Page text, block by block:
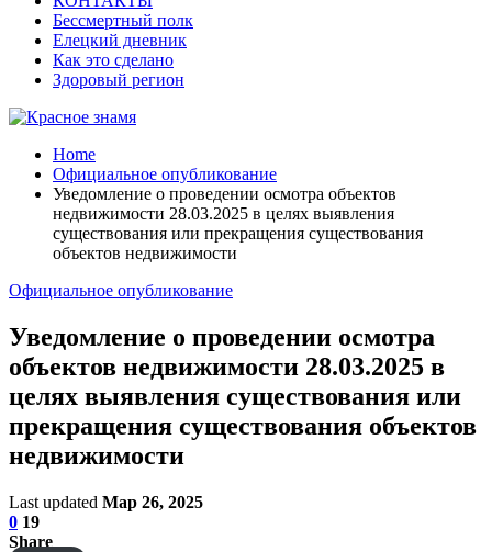
Бессмертный полк
Елецкий дневник
Как это сделано
Здоровый регион
Home
Официальное опубликование
Уведомление о проведении осмотра объектов
недвижимости 28.03.2025 в целях выявления
существования или прекращения существования
объектов недвижимости
Официальное опубликование
Уведомление о проведении осмотра
объектов недвижимости 28.03.2025 в
целях выявления существования или
прекращения существования объектов
недвижимости
Last updated Мар 26, 2025
0 19
Share